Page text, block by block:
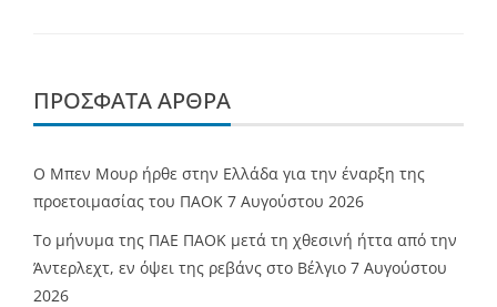
ΠΡΌΣΦΑΤΑ ΆΡΘΡΑ
O Mπεν Μουρ ήρθε στην Ελλάδα για την έναρξη της
προετοιμασίας του ΠΑΟΚ 7 Αυγούστου 2026
Το μήνυμα της ΠΑΕ ΠΑΟΚ μετά τη χθεσινή ήττα από την
Άντερλεχτ, εν όψει της ρεβάνς στο Βέλγιο 7 Αυγούστου
2026